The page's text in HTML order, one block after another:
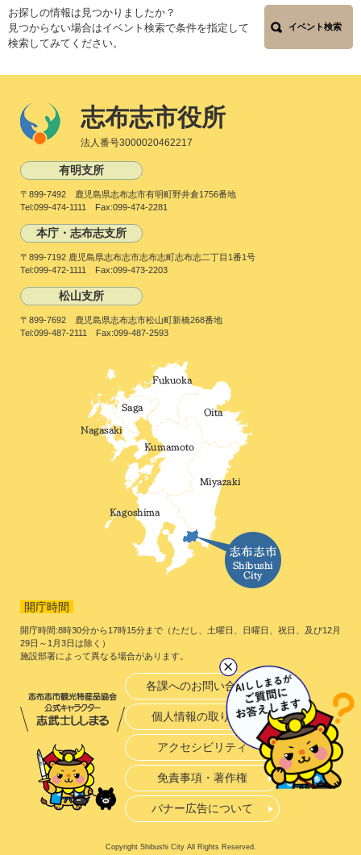
お探しの情報は見つかりましたか？
見つからない場合はイベント検索で条件を指定して
検索してみてください。
イベント検索
志布志市役所
法人番号3000020462217
有明支所
〒899-7492 鹿児島県志布志市有明町野井倉1756番地
Tel:099-474-1111 Fax:099-474-2281
本庁・志布志支所
〒899-7192 鹿児島県志布志市志布志町志布志二丁目1番1号
Tel:099-472-1111 Fax:099-473-2203
松山支所
〒899-7692 鹿児島県志布志市松山町新橋268番地
Tel:099-487-2111 Fax:099-487-2593
開庁時間
開庁時間:8時30分から17時15分まで（ただし、土曜日、日曜日、祝日、及び12月
29日～1月3日は除く）
施設部署によって異なる場合があります。
各課へのお問い合わせ
個人情報の取り扱い
アクセシビリティ
免責事項・著作権
バナー広告について
Copyright Shibushi City All Rights Reserved.